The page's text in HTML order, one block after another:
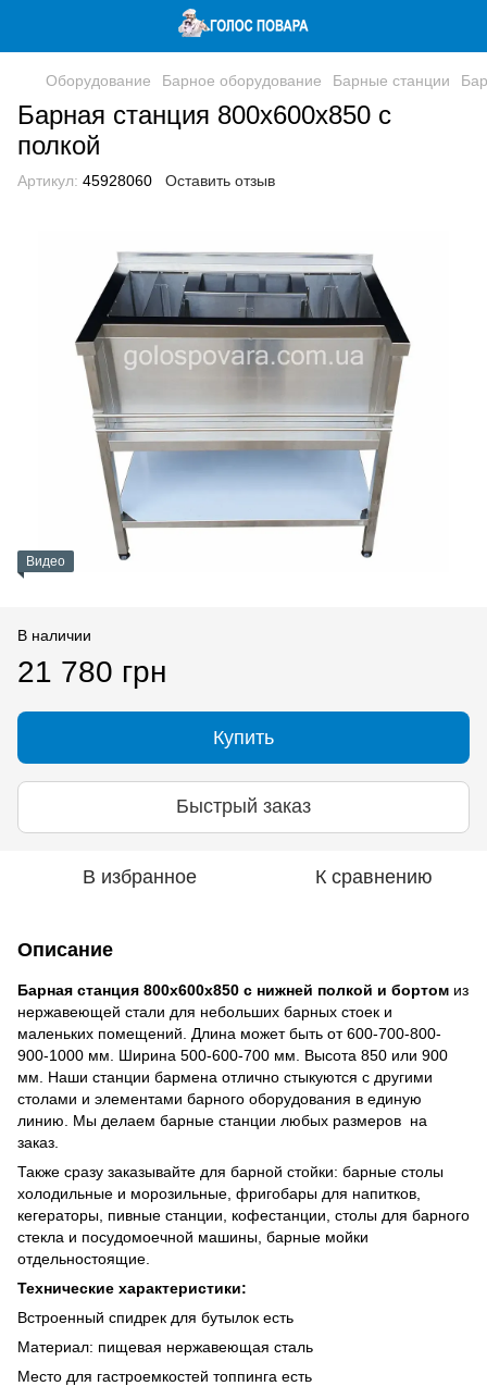
Оборудование Барное оборудование Барные станции
Барная станция 800х600х850 с
полкой
Артикул: 45928060 Оставить отзыв
Видео
В наличии
21 780 грн
Купить
Быстрый заказ
В избранное К сравнению
Описание
Барная станция 800х600х850 с нижней полкой и бортом из
нержавеющей стали для небольших барных стоек и
маленьких помещений. Длина может быть от 600-700-800-
900-1000 мм. Ширина 500-600-700 мм. Высота 850 или 900
мм. Наши станции бармена отлично стыкуются с другими
столами и элементами барного оборудования в единую
линию. Мы делаем барные станции любых размеров на
заказ.
Также сразу заказывайте для барной стойки: барные столы
холодильные и морозильные, фригобары для напитков,
кегераторы, пивные станции, кофестанции, столы для барного
стекла и посудомоечной машины, барные мойки
отдельностоящие.
Технические характеристики:
Встроенный спидрек для бутылок есть
Материал: пищевая нержавеющая сталь
Место для гастроемкостей топпинга есть